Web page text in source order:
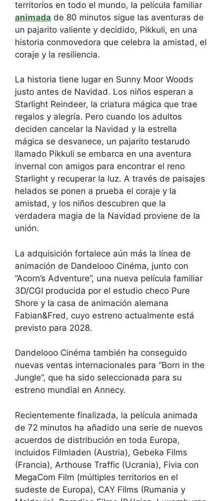
territorios en todo el mundo, la película familiar
animada de 80 minutos sigue las aventuras de
un pajarito valiente y decidido, Pikkuli, en una
historia conmovedora que celebra la amistad, el
coraje y la resiliencia.
La historia tiene lugar en Sunny Moor Woods
justo antes de Navidad. Los niños esperan a
Starlight Reindeer, la criatura mágica que trae
regalos y alegría. Pero cuando los adultos
deciden cancelar la Navidad y la estrella
mágica se desvanece, un pajarito testarudo
llamado Pikkuli se embarca en una aventura
invernal con amigos para encontrar el reno
Starlight y recuperar la luz. A través de paisajes
helados se ponen a prueba el coraje y la
amistad, y los niños descubren que la
verdadera magia de la Navidad proviene de la
unión.
La adquisición fortalece aún más la línea de
animación de Dandelooo Cinéma, junto con
“Acorn’s Adventure”, una nueva película familiar
3D/CGI producida por el estudio checo Pure
Shore y la casa de animación alemana
Fabian&Fred, cuyo estreno actualmente está
previsto para 2028.
Dandelooo Cinéma también ha conseguido
nuevas ventas internacionales para “Born in the
Jungle”, que ha sido seleccionada para su
estreno mundial en Annecy.
Recientemente finalizada, la película animada
de 72 minutos ha añadido una serie de nuevos
acuerdos de distribución en toda Europa,
incluidos Filmladen (Austria), Gebeka Films
(Francia), Arthouse Traffic (Ucrania), Fivia con
MegaCom Film (múltiples territorios en el
sudeste de Europa), CAY Films (Rumania y